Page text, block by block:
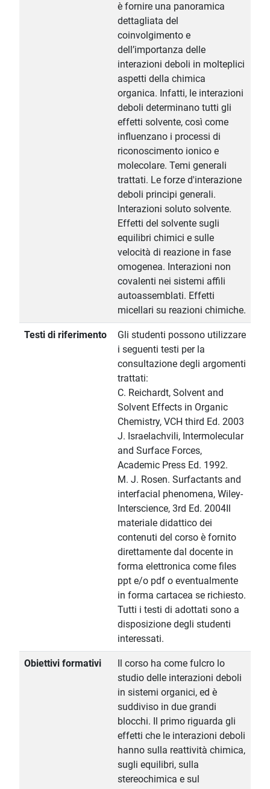
è fornire una panoramica
dettagliata del
coinvolgimento e
dell’importanza delle
interazioni deboli in molteplici
aspetti della chimica
organica. Infatti, le interazioni
deboli determinano tutti gli
effetti solvente, così come
influenzano i processi di
riconoscimento ionico e
molecolare. Temi generali
trattati. Le forze d'interazione
deboli principi generali.
Interazioni soluto solvente.
Effetti del solvente sugli
equilibri chimici e sulle
velocità di reazione in fase
omogenea. Interazioni non
covalenti nei sistemi affili
autoassemblati. Effetti
micellari su reazioni chimiche.
Testi di riferimento
Gli studenti possono utilizzare
i seguenti testi per la
consultazione degli argomenti
trattati:
C. Reichardt, Solvent and
Solvent Effects in Organic
Chemistry, VCH third Ed. 2003
J. Israelachvili, Intermolecular
and Surface Forces,
Academic Press Ed. 1992.
M. J. Rosen. Surfactants and
interfacial phenomena, Wiley-
Interscience, 3rd Ed. 2004Il
materiale didattico dei
contenuti del corso è fornito
direttamente dal docente in
forma elettronica come files
ppt e/o pdf o eventualmente
in forma cartacea se richiesto.
Tutti i testi di adottati sono a
disposizione degli studenti
interessati.
Obiettivi formativi
Il corso ha come fulcro lo
studio delle interazioni deboli
in sistemi organici, ed è
suddiviso in due grandi
blocchi. Il primo riguarda gli
effetti che le interazioni deboli
hanno sulla reattività chimica,
sugli equilibri, sulla
stereochimica e sul